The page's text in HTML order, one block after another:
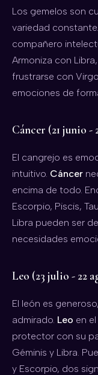
Los gemelos son
variedad constante.
compañero
Armoniza con
frustrarse con
emociones de
Cáncer (21 junio -
El cangrejo es
intuitivo. Cáncer
encima de todo.
Escorpio, Piscis,
Libra pueden ser
necesidades
Leo (23 julio - 22
El león es
admirado. Leo en
protector con su
Géminis y Libra.
y Escorpio, dos